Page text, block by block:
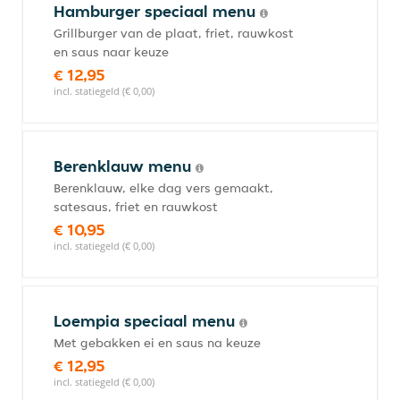
Hamburger speciaal menu
Grillburger van de plaat, friet, rauwkost
en saus naar keuze
€ 12,95
incl. statiegeld (€ 0,00)
Berenklauw menu
Berenklauw, elke dag vers gemaakt,
satesaus, friet en rauwkost
€ 10,95
incl. statiegeld (€ 0,00)
Loempia speciaal menu
Met gebakken ei en saus na keuze
€ 12,95
incl. statiegeld (€ 0,00)